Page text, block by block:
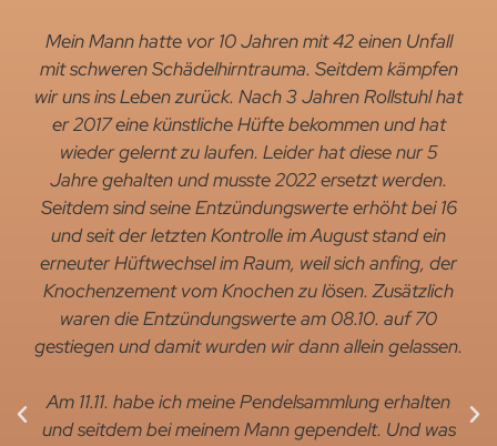
Mein Mann hatte vor 10 Jahren mit 42 einen Unfall
mit schweren Schädelhirntrauma. Seitdem kämpfen
wir uns ins Leben zurück. Nach 3 Jahren Rollstuhl hat
er 2017 eine künstliche Hüfte bekommen und hat
wieder gelernt zu laufen. Leider hat diese nur 5
Jahre gehalten und musste 2022 ersetzt werden.
Seitdem sind seine Entzündungswerte erhöht bei 16
und seit der letzten Kontrolle im August stand ein
erneuter Hüftwechsel im Raum, weil sich anfing, der
Knochenzement vom Knochen zu lösen. Zusätzlich
waren die Entzündungswerte am 08.10. auf 70
gestiegen und damit wurden wir dann allein gelassen.
Am 11.11. habe ich meine Pendelsammlung erhalten
und seitdem bei meinem Mann gependelt. Und was